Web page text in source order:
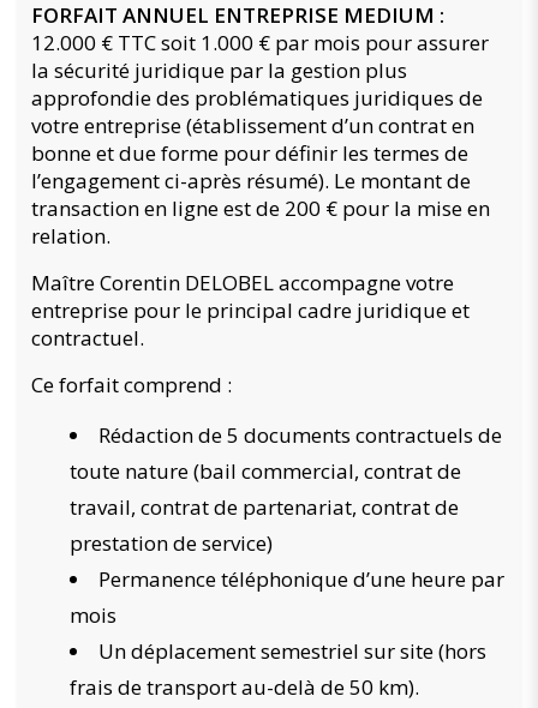
FORFAIT ANNUEL ENTREPRISE MEDIUM :
12.000 € TTC soit 1.000 € par mois pour assurer
la sécurité juridique par la gestion plus
approfondie des problématiques juridiques de
votre entreprise (établissement d’un contrat en
bonne et due forme pour définir les termes de
l’engagement ci-après résumé). Le montant de
transaction en ligne est de 200 € pour la mise en
relation.
Maître Corentin DELOBEL accompagne votre
entreprise pour le principal cadre juridique et
contractuel.
Ce forfait comprend :
Rédaction de 5 documents contractuels de
toute nature (bail commercial, contrat de
travail, contrat de partenariat, contrat de
prestation de service)
Permanence téléphonique d’une heure par
mois
Un déplacement semestriel sur site (hors
frais de transport au-delà de 50 km).